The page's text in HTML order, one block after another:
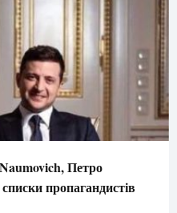
Петро
пропагандистів